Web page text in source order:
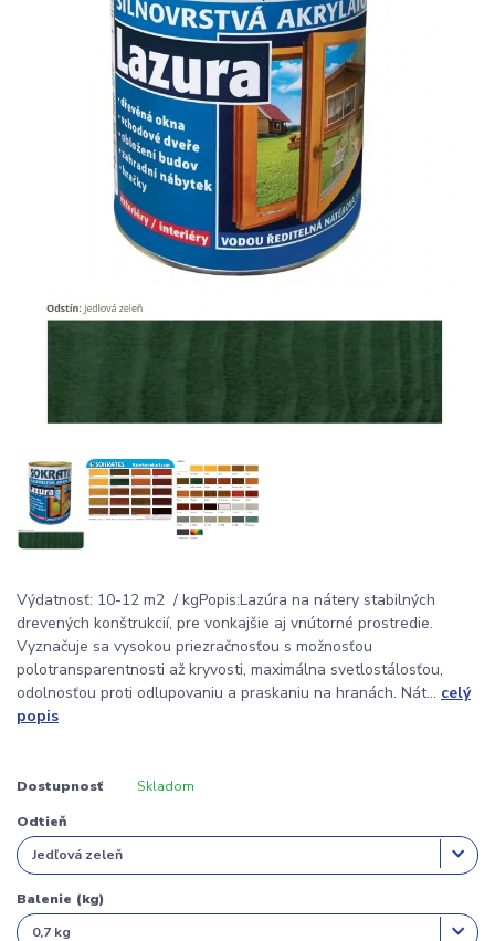
Výdatnosť: 10-12 m2 / kgPopis:Lazúra na nátery stabilných
drevených konštrukcií, pre vonkajšie aj vnútorné prostredie.
Vyznačuje sa vysokou priezračnosťou s možnosťou
polotransparentnosti až kryvosti, maximálna svetlostálosťou,
odolnosťou proti odlupovaniu a praskaniu na hranách. Nát... celý
popis
Dostupnosť Skladom
Odtieň
Balenie (kg)